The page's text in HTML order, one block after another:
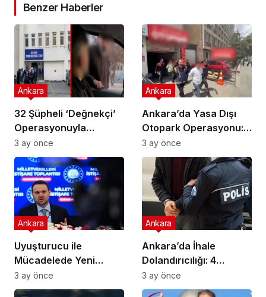
Benzer Haberler
32 Şüpheli ‘Değnekçi’
Operasyonuyla
Yakalandı!
Ankara
3 ay önce
Ankara’da Yasa Dışı
Otopark Operasyonu:
32 Gözaltı
Ankara
3 ay önce
Uyuşturucu ile
Mücadelede Yeni
Adımlar Atılıyor!
Ankara
3 ay önce
Ankara’da İhale
Dolandırıcılığı: 4
Gözaltı!
Ankara
3 ay önce